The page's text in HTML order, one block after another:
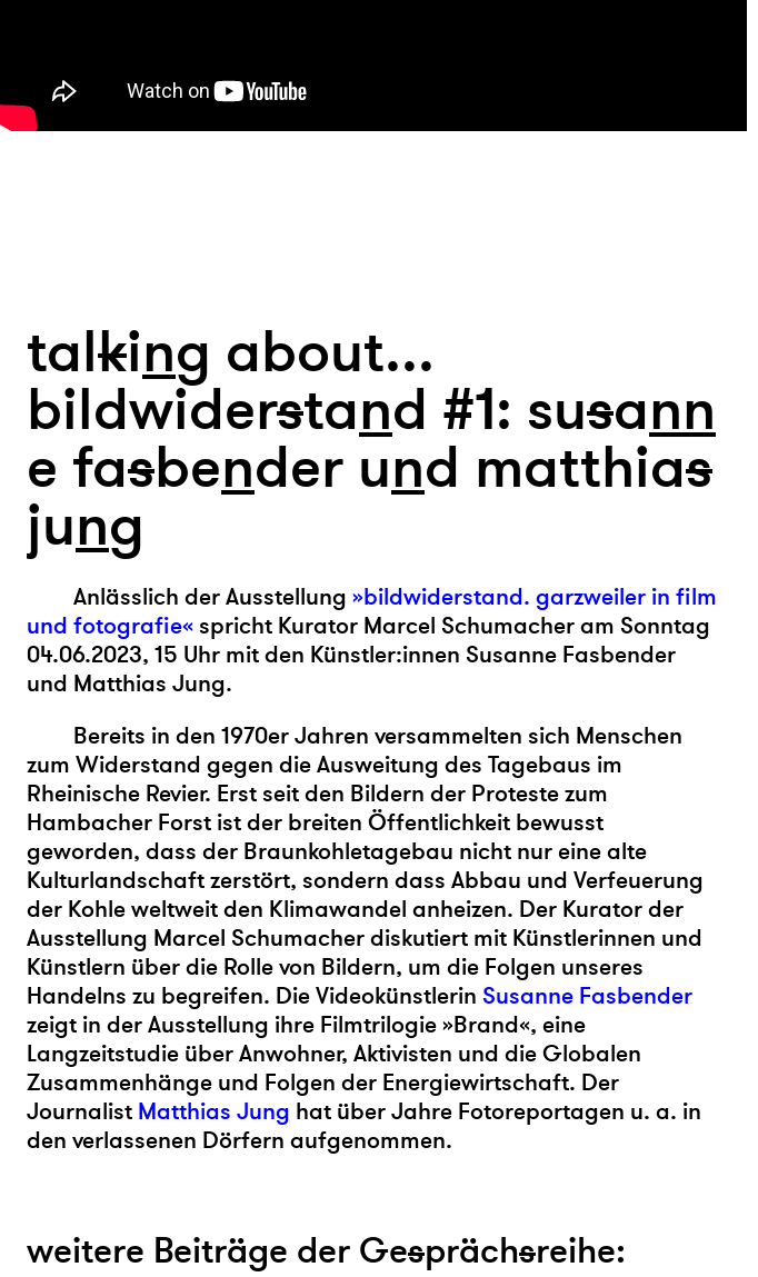
talking about...
bildwiderstand #1: susann
e fasbender und matthias
jung
Anlässlich der Ausstellung »bildwiderstand. garzweiler in film
und fotografie« spricht Kurator Marcel Schumacheram Sonntag
04.06.2023, 15 Uhr mit den Künstler:innen Susanne Fasbender
und Matthias Jung.
Bereits in den 1970er Jahren versammelten sich Menschen
zum Widerstand gegen die Ausweitung des Tagebaus im
Rheinische Revier. Erst seit den Bildern der Proteste zum
Hambacher Forst ist der breiten Öffentlichkeit bewusst
geworden, dass der Braunkohletagebau nicht nur eine alte
Kulturlandschaft zerstört, sondern dass Abbau und Verfeuerung
der Kohle weltweit den Klimawandel anheizen. Der Kurator der
Ausstellung Marcel Schumacher diskutiert mit Künstlerinnen und
Künstlern über die Rolle von Bildern, um die Folgen unseres
Handelns zu begreifen. Die Videokünstlerin Susanne Fasbender
zeigt in der Ausstellung ihre Filmtrilogie »Brand«, eine
Langzeitstudie über Anwohner, Aktivisten und die Globalen
Zusammenhänge und Folgen der Energiewirtschaft. Der
Journalist Matthias Jung hat über Jahre Fotoreportagen u. a. in
den verlassenen Dörfern aufgenommen.
weitere Beiträge der Gesprächsreihe: